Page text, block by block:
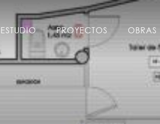
ESTUDIO PROYECTOS OBRAS